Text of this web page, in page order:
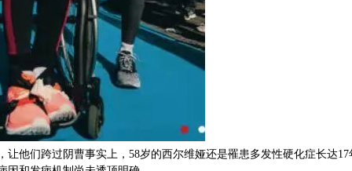
们跨过阴曹事实上，58岁的西尔维娅还是罹患多发性硬化症长达17